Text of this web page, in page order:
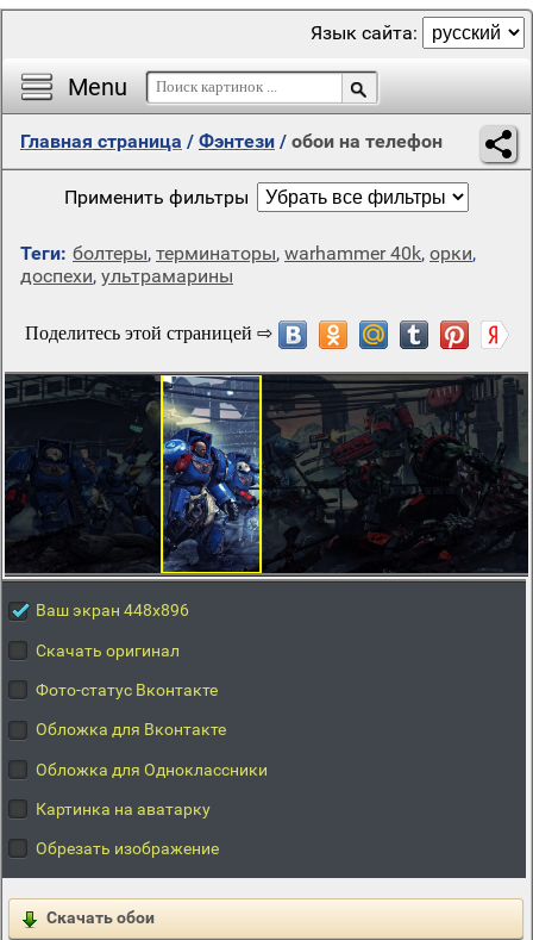
Menu
Язык сайта:
Главная страница / Фэнтези / обои на телефон
Применить фильтры
Теги: болтеры, терминаторы, warhammer 40k, орки,
доспехи, ультрамарины
Ваш экран 448x896
Скачать оригинал
Фото-статус Вконтакте
Обложка для Вконтакте
Обложка для Одноклассники
Картинка на аватарку
Обрезать изображение
Скачать обои